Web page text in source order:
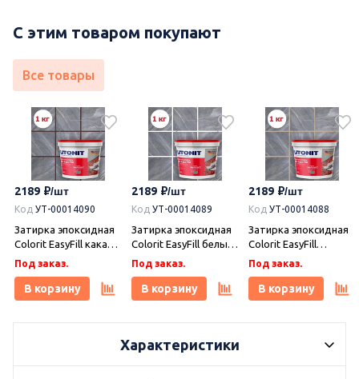
С этим товаром покупают
Все товары
2189
Код УТ-00014090
Затирка эпоксидная
Colorit EasyFill какао 1
кг, Плитонит
Под заказ.
В корзину
2189
Код УТ-00014089
Затирка эпоксидная
Colorit EasyFill белый
1 кг, Плитонит
Под заказ.
В корзину
2189
Код УТ-00014088
Затирка эпоксидная
Colorit EasyFill
бежевый 1 кг,
Плитонит
Под заказ.
В корзину
Характеристики